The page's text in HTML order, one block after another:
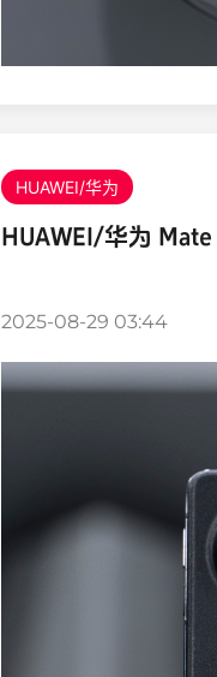
HUAWEI/华为
HUAWEI/华为
2025-08-29 03:44